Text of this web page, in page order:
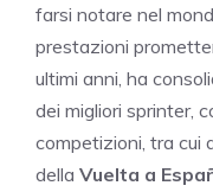
farsi notare nel
prestazioni
ultimi anni, ha
dei migliori sprinter,
competizioni, tra cui
della Vuelta a